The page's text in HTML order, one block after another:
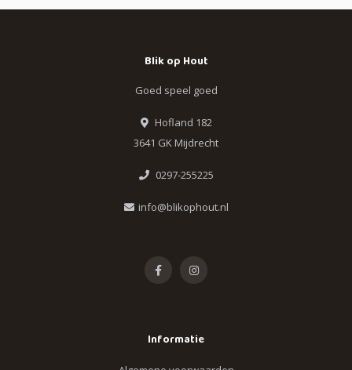
Blik op Hout
Goed speel goed
Hofland 182
3641 GK Mijdrecht
0297-255225
info@blikophout.nl
Informatie